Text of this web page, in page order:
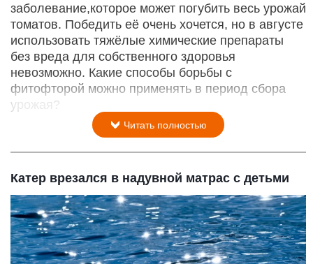
заболевание,которое может погубить весь урожай
томатов. Победить её очень хочется, но в августе
использовать тяжёлые химические препараты
без вреда для собственного здоровья
невозможно. Какие способы борьбы с
фитофторой можно применять в период сбора
урожая?
Читать полностью
Катер врезался в надувной матрас с детьми